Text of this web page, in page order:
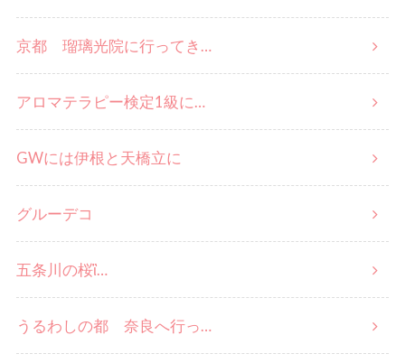
京都 瑠璃光院に行ってき…
アロマテラピー検定1級に…
GWには伊根と天橋立に
グルーデコ
五条川の桜ἳ…
うるわしの都 奈良へ行っ…